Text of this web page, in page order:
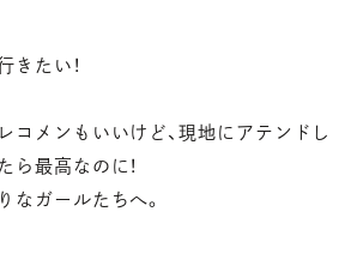
きたい！
コメンもいいけど、現地にアテンドし
ら最高なのに！
なガールたちへ。